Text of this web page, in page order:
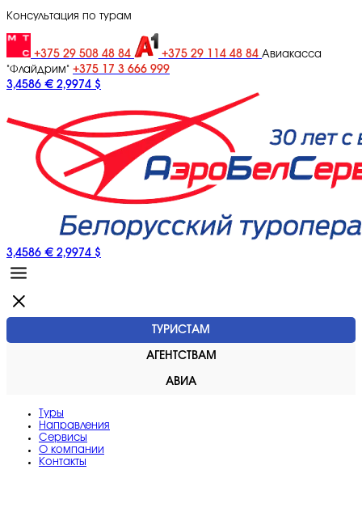
Консультация по турам
+375 29 508 48 84 +375 29 114 48 84 Авиакасса
"Флайдрим" +375 17 3 666 999
3,4586 € 2,9974 $
3,4586 € 2,9974 $
ТУРИСТАМ
АГЕНТСТВАМ
АВИА
Туры
Направления
Сервисы
O компании
Контакты